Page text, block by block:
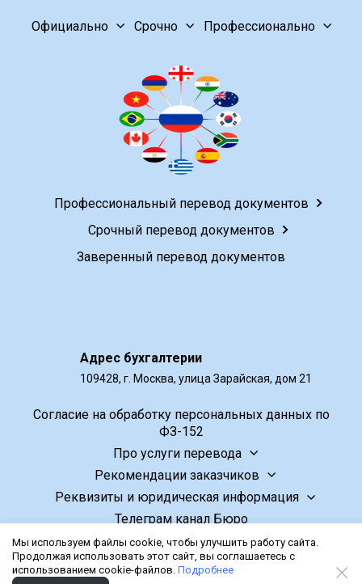
Официально Срочно Профессионально
Профессиональный перевод документов
Срочный перевод документов
Заверенный перевод документов
Адрес бухгалтерии
109428, г. Москва, улица Зарайская, дом 21
Согласие на обработку персональных данных по
ФЗ-152
Про услуги перевода
Рекомендации заказчиков
Реквизиты и юридическая информация
Телеграм канал Бюро
Бюро переводов isTranslate.ru
© 2011-2026.
HTML-карта сайта
Мы используем файлы cookie, чтобы улучшить работу сайта.
Продолжая использовать этот сайт, вы соглашаетесь с
использованием cookie-файлов. Подробнее